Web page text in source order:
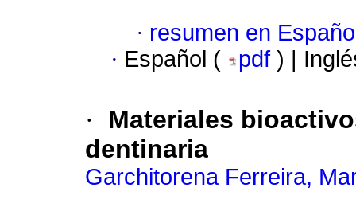
· resumen en
· Español ( pdf ) |
· Materiales
dentinaria
Garchitorena Ferreira,